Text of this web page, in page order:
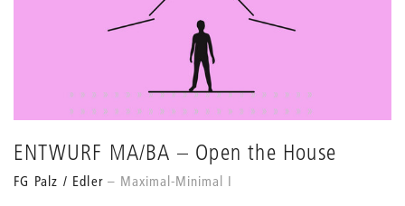
ENTWURF MA/BA – Open the House
FG Palz / Edler Maximal-Minimal I